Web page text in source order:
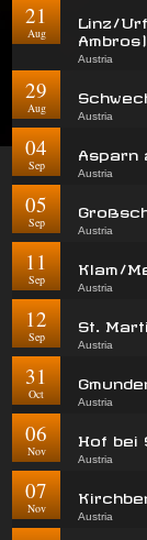
21
Aug
Linz/
Ambros)
Austria
29
Aug
Austria
04
Sep
Asparn
Austria
05
Sep
Austria
11
Sep
Klam/
Austria
12
Sep
St.
Austria
31
Oct
Austria
06
Nov
Hof bei
Austria
07
Nov
Austria